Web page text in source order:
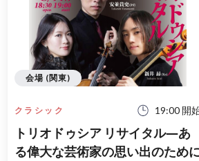
クラシック 19:00 開
トリオドゥシア リサイタル―あ
る偉大な芸術家の思い出のため
会場 (関東)